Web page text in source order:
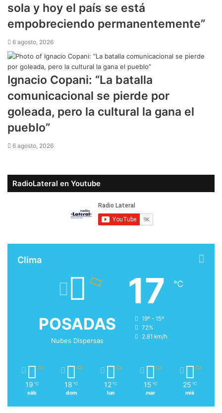
sola y hoy el país se está
empobreciendo permanentemente”
6 agosto, 2026
Ignacio Copani: “La batalla
comunicacional se pierde por
goleada, pero la cultural la gana el
pueblo”
6 agosto, 2026
RadioLateral en Youtube
Clima
POSADAS
Nubes Dispersas
17 ℃
19º - 15º
72%
2.81 km/h
19 ℃
sáb
18 ℃
dom
12 ℃
lun
15 ℃
mar
25 ℃
mié